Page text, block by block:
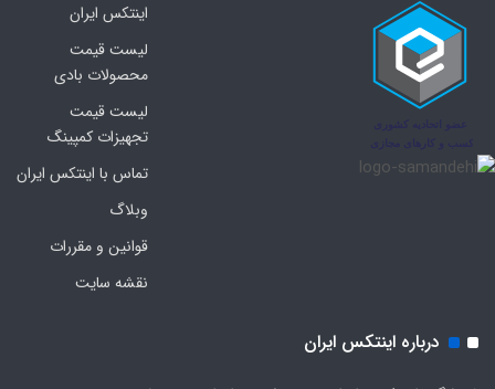
اینتکس ایران
لیست قیمت
محصولات بادی
لیست قیمت
تجهیزات کمپینگ
تماس با اینتکس ایران
وبلاگ
قوانین و مقررات
نقشه سایت
درباره اینتکس ایران